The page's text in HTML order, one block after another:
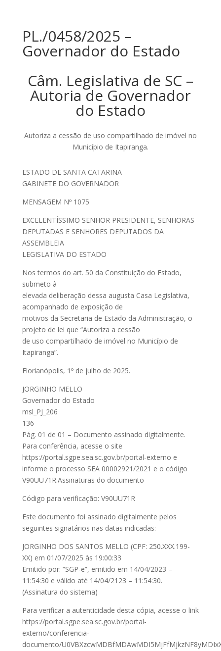
PL./0458/2025 –
Governador do Estado
Câm. Legislativa de SC –
Autoria de Governador
do Estado
Autoriza a cessão de uso compartilhado de imóvel no
Município de Itapiranga.
ESTADO DE SANTA CATARINA
GABINETE DO GOVERNADOR
MENSAGEM Nº 1075
EXCELENTÍSSIMO SENHOR PRESIDENTE, SENHORAS
DEPUTADAS E SENHORES DEPUTADOS DA
ASSEMBLEIA
LEGISLATIVA DO ESTADO
Nos termos do art. 50 da Constituição do Estado,
submeto à
elevada deliberação dessa augusta Casa Legislativa,
acompanhado de exposição de
motivos da Secretaria de Estado da Administração, o
projeto de lei que “Autoriza a cessão
de uso compartilhado de imóvel no Município de
Itapiranga”.
Florianópolis, 1º de julho de 2025.
JORGINHO MELLO
Governador do Estado
msl_PJ_206
136
Pág. 01 de 01 – Documento assinado digitalmente.
Para conferência, acesse o site
https://portal.sgpe.sea.sc.gov.br/portal-externo e
informe o processo SEA 00002921/2021 e o código
V90UU71R.Assinaturas do documento
Código para verificação: V90UU71R
Este documento foi assinado digitalmente pelos
seguintes signatários nas datas indicadas:
JORGINHO DOS SANTOS MELLO (CPF: 250.XXX.199-
XX) em 01/07/2025 às 19:00:33
Emitido por: “SGP-e”, emitido em 14/04/2023 –
11:54:30 e válido até 14/04/2123 – 11:54:30.
(Assinatura do sistema)
Para verificar a autenticidade desta cópia, acesse o link
https://portal.sgpe.sea.sc.gov.br/portal-
externo/conferencia-
documento/